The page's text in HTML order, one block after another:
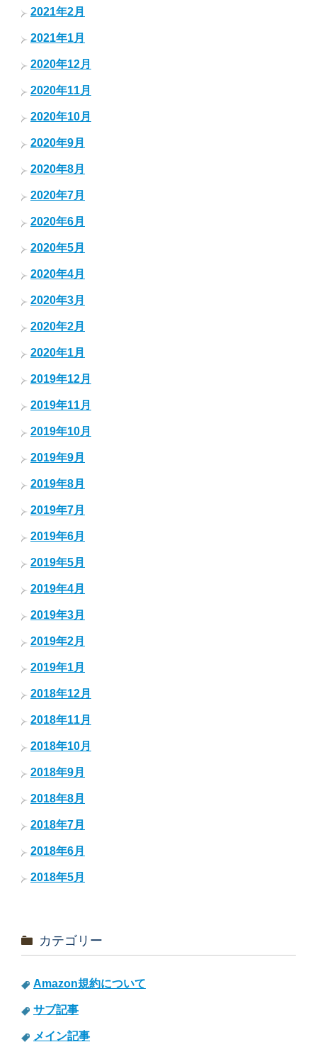
2021年2月
2021年1月
2020年12月
2020年11月
2020年10月
2020年9月
2020年8月
2020年7月
2020年6月
2020年5月
2020年4月
2020年3月
2020年2月
2020年1月
2019年12月
2019年11月
2019年10月
2019年9月
2019年8月
2019年7月
2019年6月
2019年5月
2019年4月
2019年3月
2019年2月
2019年1月
2018年12月
2018年11月
2018年10月
2018年9月
2018年8月
2018年7月
2018年6月
2018年5月
カテゴリー
Amazon規約について
サブ記事
メイン記事